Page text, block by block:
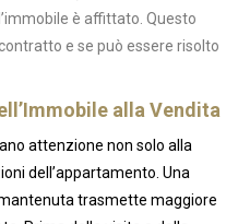
è affittato. Questo
e se può essere risolto
alla Vendita
attenzione non solo alla
dell’appartamento. Una
trasmette maggiore